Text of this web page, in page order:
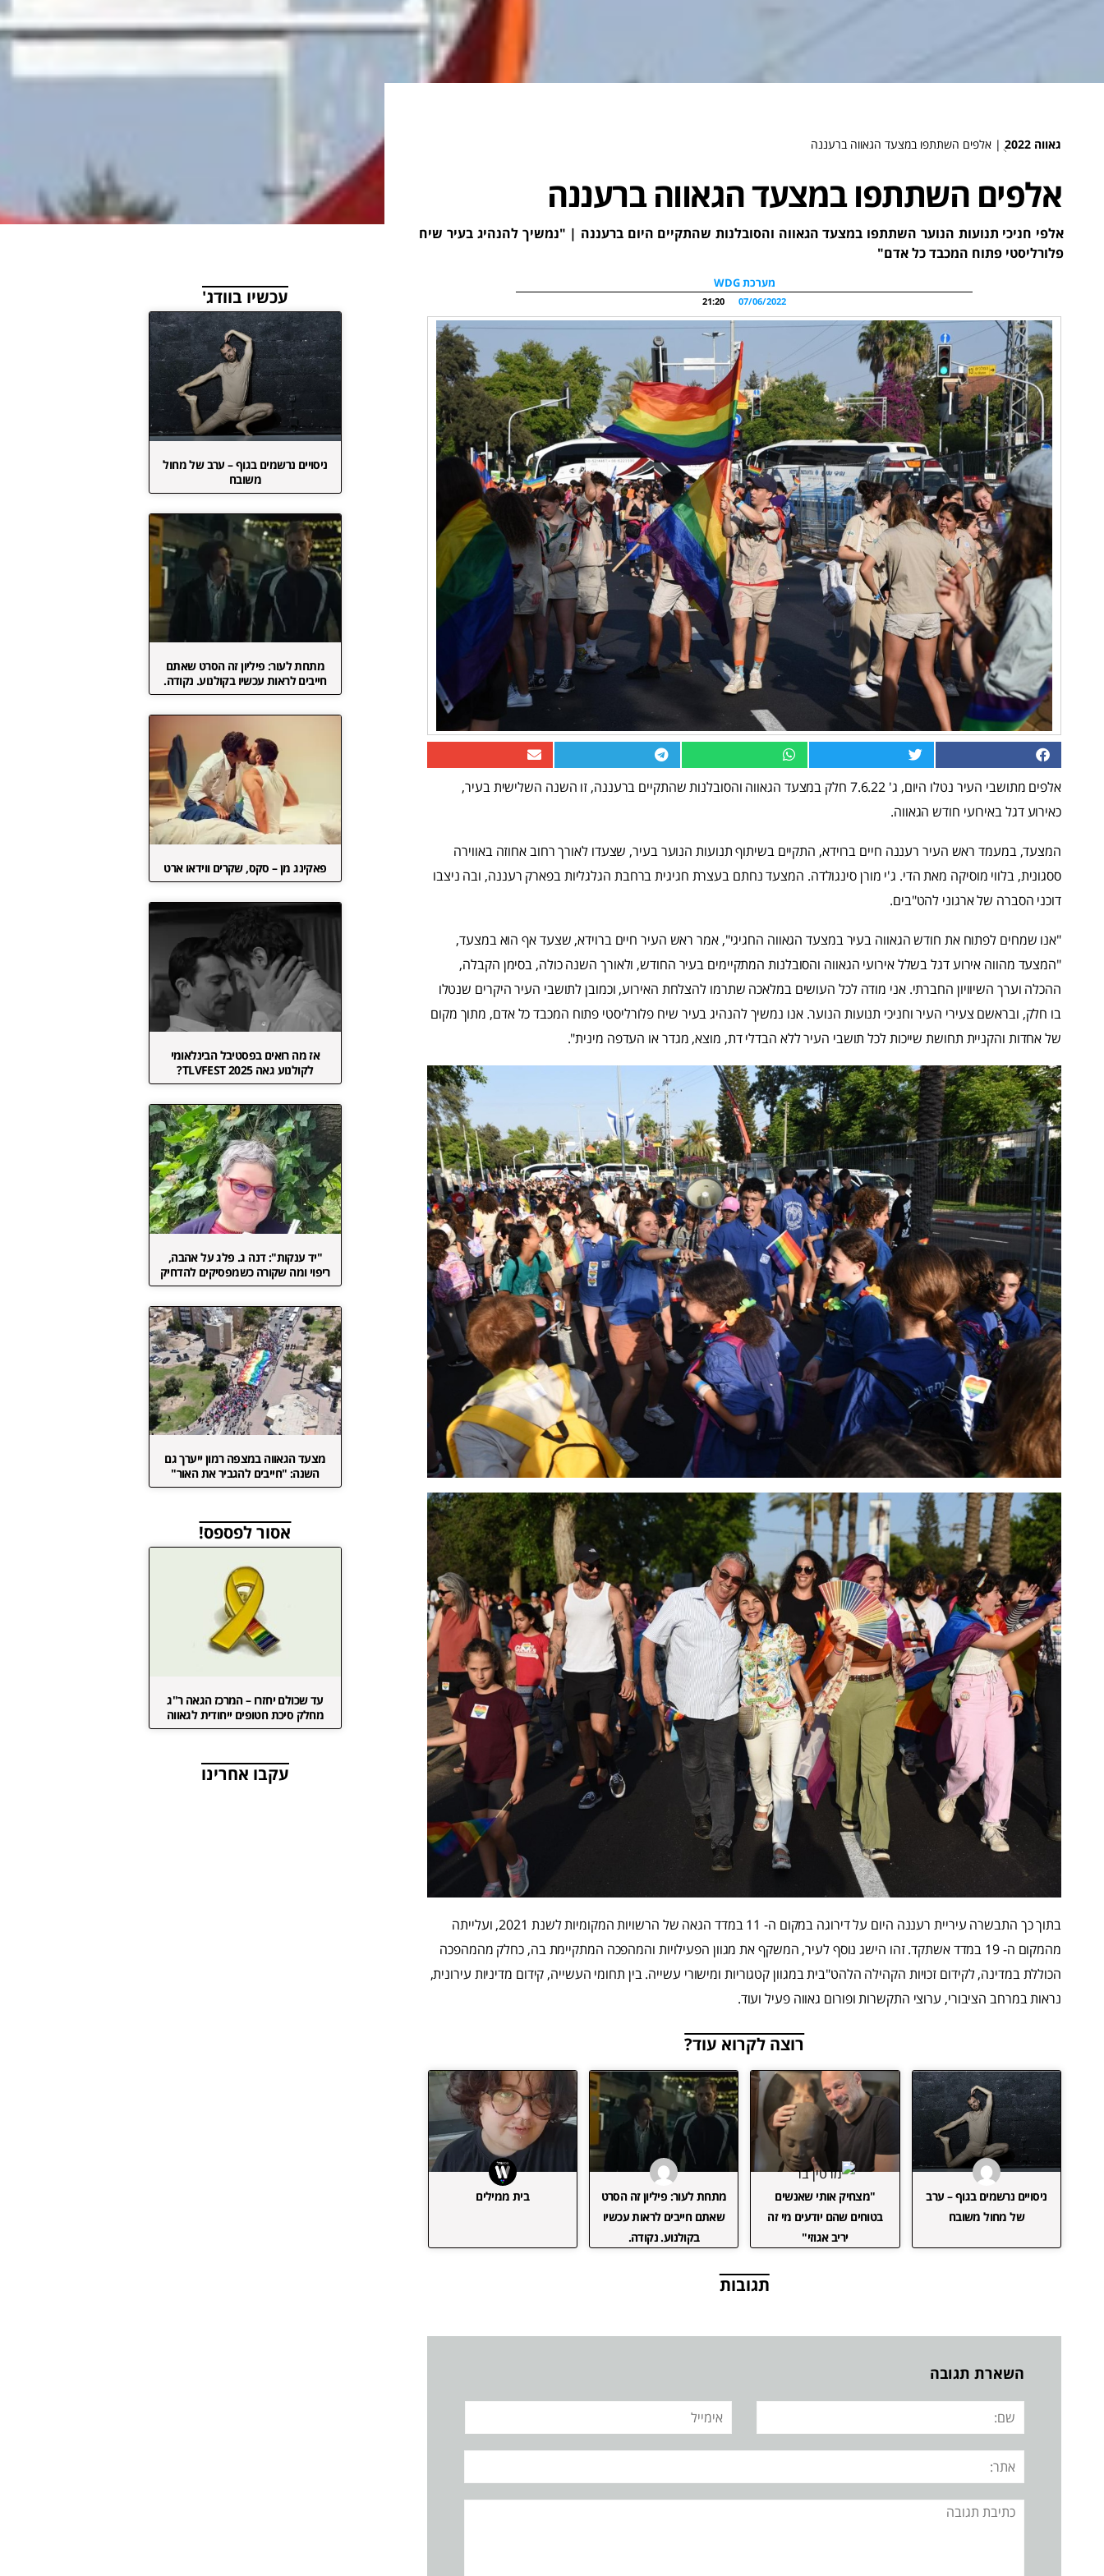
גאווה 2022 ֻ| אלפים השתתפו במצעד הגאווה ברעננה
אלפים השתתפו במצעד הגאווה ברעננה
אלפי חניכי תנועות הנוער השתתפו במצעד הגאווה והסובלנות שהתקיים היום ברעננה | "נמשיך להנהיג בעיר שיח
פלורליסטי פתוח המכבד כל אדם"
מערכת WDG
07/06/2022
21:20
אלפים מתושבי העיר נטלו היום, ג' 7.6.22 חלק במצעד הגאווה והסובלנות שהתקיים ברעננה, זו השנה השלישית בעיר,
כאירוע דגל באירועי חודש הגאווה.
המצעד, במעמד ראש העיר רעננה חיים ברוידא, התקיים בשיתוף תנועות הנוער בעיר, שצעדו לאורך רחוב אחוזה באווירה
ססגונית, בלווי מוסיקה מאת הדי. ג'י מורן סינגולדה. המצעד נחתם בעצרת חגיגית ברחבת הגלגליות בפארק רעננה, ובה ניצבו
דוכני הסברה של ארגוני להט"בים.
"אנו שמחים לפתוח את חודש הגאווה בעיר במצעד הגאווה החגיגי", אמר ראש העיר חיים ברוידא, שצעד אף הוא במצעד,
"המצעד מהווה אירוע דגל בשלל אירועי הגאווה והסובלנות המתקיימים בעיר החודש, ולאורך השנה כולה, בסימן הקבלה,
ההכלה וערך השיוויון החברתי. אני מודה לכל העושים במלאכה שתרמו להצלחת האירוע, וכמובן לתושבי העיר היקרים שנטלו
בו חלק, ובראשם צעירי העיר וחניכי תנועות הנוער. אנו נמשיך להנהיג בעיר שיח פלורליסטי פתוח המכבד כל אדם, מתוך מקום
של אחדות והקניית תחושת שייכות לכל תושבי העיר ללא הבדלי דת, מוצא, מגדר או העדפה מינית".
בתוך כך התבשרה עיריית רעננה היום על דירוגה במקום ה- 11 במדד הגאה של הרשויות המקומיות לשנת 2021, ועלייתה
מהמקום ה- 19 במדד אשתקד. זהו הישג נוסף לעיר, המשקף את מגוון הפעילויות והמהפכה המתקיימת בה, כחלק מהמהפכה
הכוללת במדינה, לקידום זכויות הקהילה הלהט"בית במגוון קטגוריות ומישורי עשייה. בין תחומי העשייה, קידום מדיניות עירונית,
נראות במרחב הציבורי, ערוצי התקשרות ופורום גאווה פעיל ועוד.
רוצה לקרוא עוד?
ניסויים נרשמים בגוף – ערב
של מחול משובח
"מצחיק אותי שאנשים
בטוחים שהם יודעים מי זה
יריב אגוזי"
מתחת לעור: פיליון זה הסרט
שאתם חייבים לראות עכשיו
בקולנוע. נקודה.
בית ממילים
תגובות
השארת תגובה
שם: אימייל
אתר:
תגובה
עכשיו בוודג'
ניסויים נרשמים בגוף – ערב של מחול
משובח
מתחת לעור: פיליון זה הסרט שאתם
חייבים לראות עכשיו בקולנוע. נקודה.
פאקינג מן – סקס, שקרים ווידאו ארט
אז מה רואים בפסטיבל הבינלאומי
לקולנוע גאה TLVFEST 2025?
"יד ענקות": דנה ג. פלג על אהבה,
ריפוי ומה שקורה כשמפסיקים להדחיק
מצעד הגאווה במצפה רמון ייערך גם
השנה: "חייבים להגביר את האור"
אסור לפספס!
עד שכולם יחזרו – המרכז הגאה ר"ג
מחלק סיכת חטופים ייחודית לגאווה
עקבו אחרינו